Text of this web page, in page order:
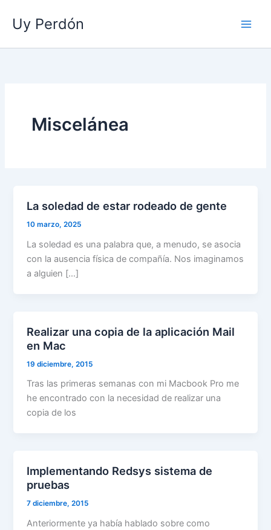
contenido
Uy Perdón
Miscelánea
La soledad de estar rodeado de gente
10 marzo, 2025
La soledad es una palabra que, a menudo, se asocia
con la ausencia física de compañía. Nos imaginamos
a alguien […]
Realizar una copia de la aplicación Mail
en Mac
19 diciembre, 2015
Tras las primeras semanas con mi Macbook Pro me
he encontrado con la necesidad de realizar una
copia de los
Implementando Redsys sistema de
pruebas
7 diciembre, 2015
Anteriormente ya había hablado sobre como